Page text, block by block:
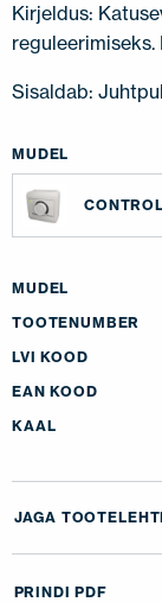
Kirjeldus:
Sisaldab:
MUDEL
MUDEL
TOOTENUMBER
LVI KOOD
EAN KOOD
KAAL
JAGA
PRINDI PDF